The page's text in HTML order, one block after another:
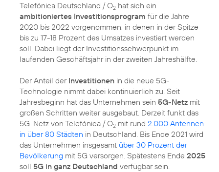
Telefónica Deutschland / O2 hat sich ein
ambitioniertes Investitionsprogram für die Jahre
2020 bis 2022 vorgenommen, in denen in der Spitze
bis zu 17-18 Prozent des Umsatzes investiert werden
soll. Dabei liegt der Investitionsschwerpunkt im
laufenden Geschäftsjahr in der zweiten Jahreshälfte.
Der Anteil der Investitionen in die neue 5G-
Technologie nimmt dabei kontinuierlich zu. Seit
Jahresbeginn hat das Unternehmen sein 5G-Netz mit
großen Schritten weiter ausgebaut. Derzeit funkt das
5G-Netz von Telefónica / O2 mit rund 2.000 Antennen
in über 80 Städten in Deutschland. Bis Ende 2021 wird
das Unternehmen insgesamt über 30 Prozent der
Bevölkerung mit 5G versorgen. Spätestens Ende 2025
soll 5G in ganz Deutschland verfügbar sein.